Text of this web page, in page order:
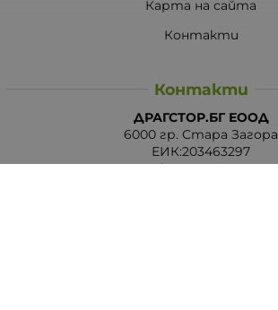
Карта на сайта
Контакти
Контакти
ДРАГСТОР.БГ ЕООД
6000 гр. Стара Загора
ЕИК:203463297
Телефон:0878 854 888